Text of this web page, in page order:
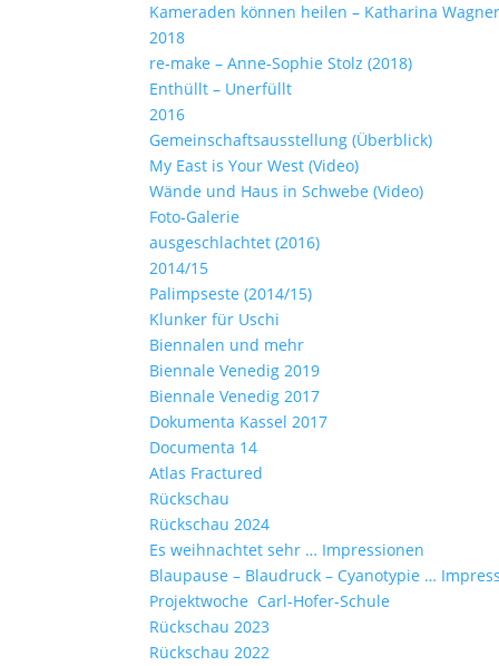
Kameraden können heilen – Katharina
2018
re-make – Anne-Sophie Stolz (2018)
Enthüllt – Unerfüllt
2016
Gemeinschaftsausstellung (Überblick)
My East is Your West (Video)
Wände und Haus in Schwebe (Video)
Foto-Galerie
ausgeschlachtet (2016)
2014/15
Palimpseste (2014/15)
Klunker für Uschi
Biennalen und mehr
Biennale Venedig 2019
Biennale Venedig 2017
Dokumenta Kassel 2017
Documenta 14
Atlas Fractured
Rückschau
Rückschau 2024
Es weihnachtet sehr … Impressionen
Blaupause – Blaudruck – Cyanotypie …
Projektwoche Carl-Hofer-Schule
Rückschau 2023
Rückschau 2022